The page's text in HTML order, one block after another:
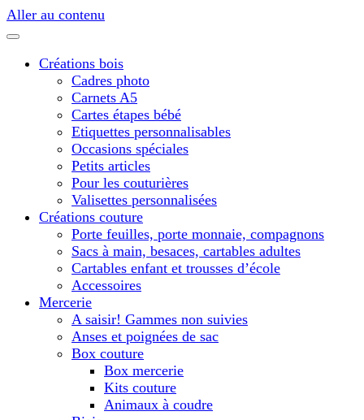
Aller au contenu
Créations bois
Cadres photo
Carnets A5
Cartes étapes bébé
Etiquettes personnalisables
Occasions spéciales
Petits articles
Pour les couturières
Valisettes personnalisées
Créations couture
Porte feuilles, porte monnaie, compagnons
Sacs à main, besaces, cartables adultes
Cartables enfant et trousses d’école
Accessoires
Mercerie
A saisir! Gammes non suivies
Anses et poignées de sac
Box couture
Box mercerie
Kits couture
Animaux à coudre